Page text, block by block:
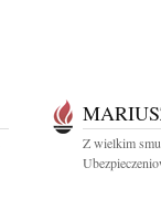
Z wielkim